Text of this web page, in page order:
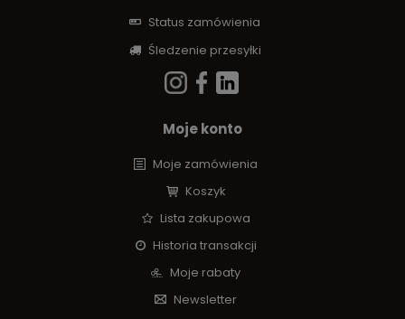
Status zamówienia
Śledzenie przesyłki
Moje konto
Moje zamówienia
Koszyk
Lista zakupowa
Historia transakcji
Moje rabaty
Newsletter